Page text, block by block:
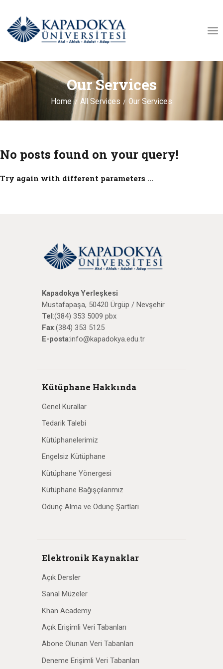
Our Services
Home All Services Our Services
KÜTÜPHANE HAKKINDA
AÇIK ERIŞIM
AÇIK ARŞIV
İLETIŞIM
No posts found on your query!
Try again with different parameters ...
Kapadokya Yerleşkesi
Mustafapaşa, 50420 Ürgüp / Nevşehir
Tel:(384) 353 5009 pbx
Fax:(384) 353 5125
E-posta:info@kapadokya.edu.tr
Kütüphane Hakkında
Genel Kurallar
Tedarik Talebi
Kütüphanelerimiz
Engelsiz Kütüphane
Kütüphane Yönergesi
Kütüphane Bağışçılarımız
Ödünç Alma ve Ödünç Şartları
Elektronik Kaynaklar
Açık Dersler
Sanal Müzeler
Khan Academy
Açık Erişimli Veri Tabanları
Abone Olunan Veri Tabanları
Deneme Erişimli Veri Tabanları